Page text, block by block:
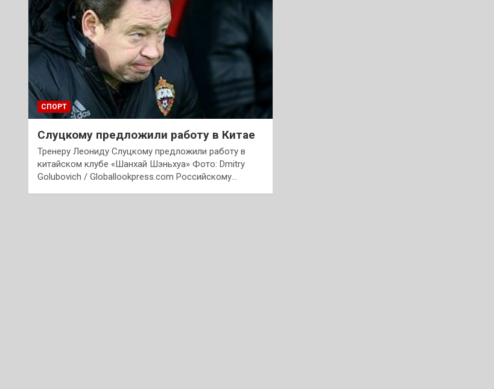
СПОРТ
Слуцкому предложили работу в Китае
Тренеру Леониду Слуцкому предложили работу в
китайском клубе «Шанхай Шэньхуа» Фото: Dmitry
Golubovich / Globallookpress.com Российскому…